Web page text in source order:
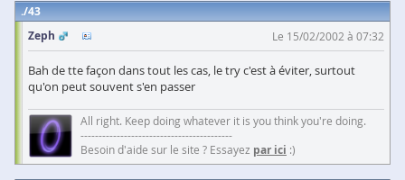
43
Zeph
Le 15/02/2002 à 07:32
Bah de tte façon dans tout les cas, le try c'est à éviter, surtout
qu'on peut souvent s'en passer
All right. Keep doing whatever it is you think you're doing.
------------------------------------------
Besoin d'aide sur le site ? Essayez par ici :)